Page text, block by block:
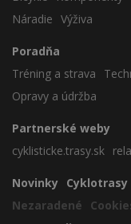
Náradie Výživa
Poradňa
Tréning a strava
Opravy a údržba
Partnerské weby
cyklisticke.trasy.sk
Novinky Cyklotrasy
Nezaradené